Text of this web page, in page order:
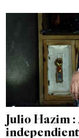
Julio Hazim